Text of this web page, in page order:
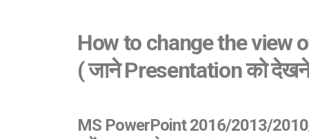
How to change the view
( जाने Presentation को
MS PowerPoint 2016/2013/2010/